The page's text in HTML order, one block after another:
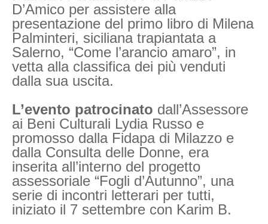
D’Amico per assistere alla
presentazione del primo libro di Milena
Palminteri, siciliana trapiantata a
Salerno, “Come l’arancio amaro”, in
vetta alla classifica dei più venduti
dalla sua uscita.
L’evento patrocinato dall’Assessore
ai Beni Culturali Lydia Russo e
promosso dalla Fidapa di Milazzo e
dalla Consulta delle Donne, era
inserita all’interno del progetto
assessoriale “Fogli d’Autunno”, una
serie di incontri letterari per tutti,
iniziato il 7 settembre con Karim B.